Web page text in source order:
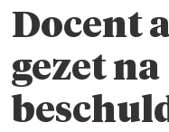
Docent
gezet na